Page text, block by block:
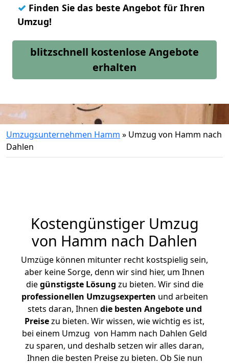
✓ Finden Sie das beste Angebot für Ihren
Umzug!
blitzschnell kostenlose Angebote
erhalten
Umzugsunternehmen Hamm » Umzug von Hamm nach
Dahlen
Kostengünstiger Umzug
von Hamm nach Dahlen
Umzüge können mitunter recht kostspielig sein,
aber keine Sorge, denn wir sind hier, um Ihnen
diegünstigste Lösung zu bieten. Wir sind die
professionellen Umzugsexperten und arbeiten
stets daran, Ihnen die besten Angebote und
Preisezu bieten. Wir wissen, wie wichtig es ist,
bei einem Umzug von Hamm nach Dahlen Geld
zu sparen, und deshalb setzen wir alles daran,
Ihnen die besten Preise zu bieten. Ob Sie nun